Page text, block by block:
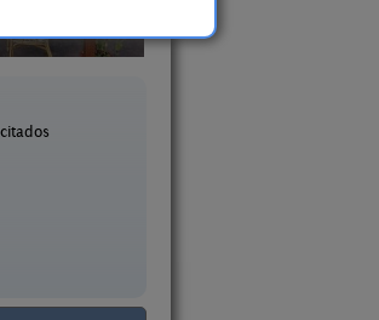
Benicull de Xúquer